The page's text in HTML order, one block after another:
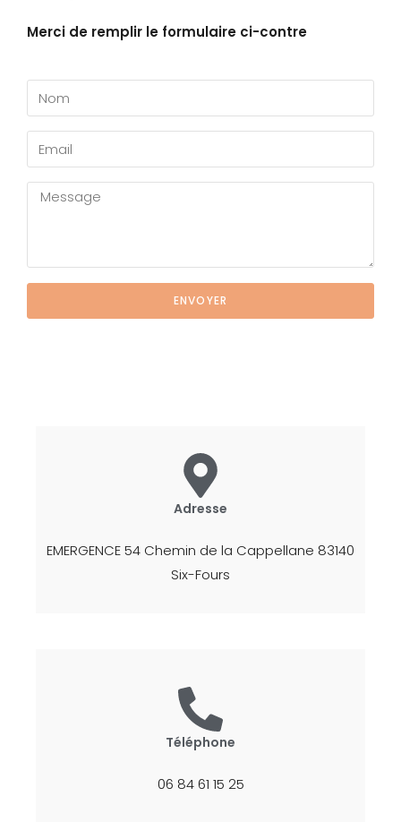
Merci de remplir le formulaire ci-contre
ENVOYER
Adresse
EMERGENCE 54 Chemin de la Cappellane 83140
Six-Fours
Téléphone
06 84 61 15 25